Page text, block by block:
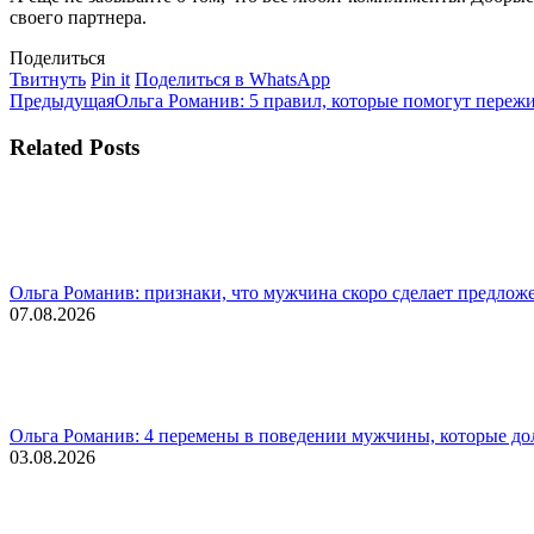
своего партнера.
Поделиться
ТвитнутьПоделиться
в
Pin itПоделиться
в
Поделиться в WhatsAppПоделиться
в
Навигация
по
ПредыдущаяПредыдущая
Ольга Романив: 5 правил, которые помогут
Related Posts
Ольга Романив: признаки, что мужчина скоро сделает
07.08.2026
Ольга Романив: 4 перемены в поведении мужчины, которые
03.08.2026